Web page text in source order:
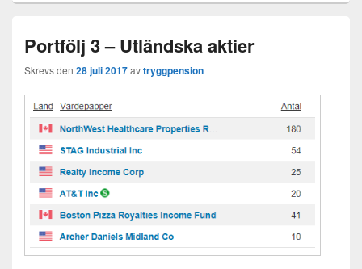
Portfölj 3 – Utländska aktier
Skrevs den 28 juli 2017avtryggpension